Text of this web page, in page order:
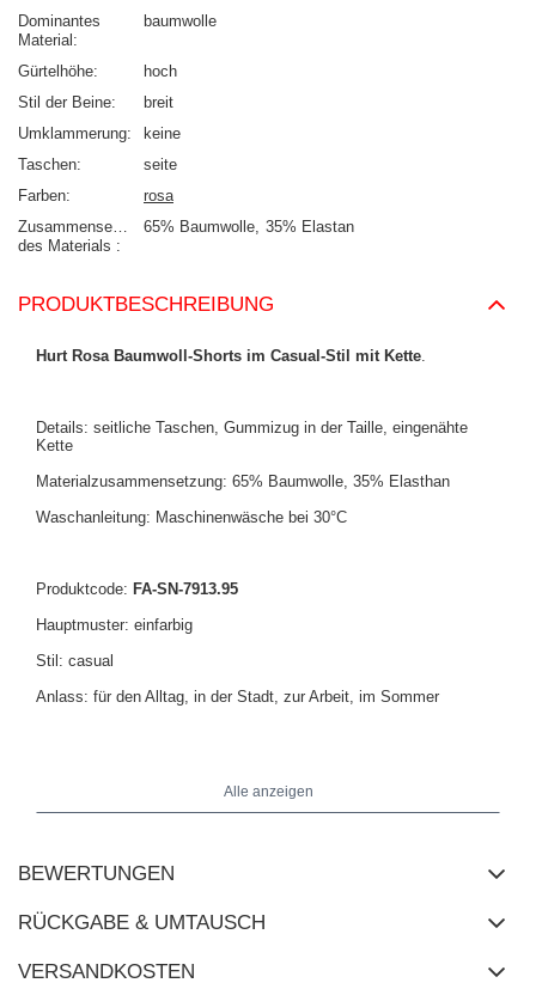
Dominantes
Material
baumwolle
Gürtelhöhe
hoch
Stil der Beine
breit
Umklammerung
keine
Taschen
seite
Farben
rosa
Zusammensetzung
des Materials
65% Baumwolle 35% Elastan
PRODUKTBESCHREIBUNG
Hurt Rosa Baumwoll-Shorts im Casual-Stil mit Kette
Details: seitliche Taschen, Gummizug in der Taille, eingenähte
Kette
Materialzusammensetzung: 65% Baumwolle, 35% Elasthan
Waschanleitung: Maschinenwäsche bei 30°C
Produktcode: FA-SN-7913.95
Hauptmuster: einfarbig
Stil: casual
Anlass: für den Alltag, in der Stadt, zur Arbeit, im Sommer
Brust 84 cm, Taille 65 cm, Hüfte 92 cm.
- 32 cm, Höhe des Bundes - 31 cm, Gesamtlänge - 48 cm.
Alle anzeigen
BEWERTUNGEN
RÜCKGABE & UMTAUSCH
VERSANDKOSTEN